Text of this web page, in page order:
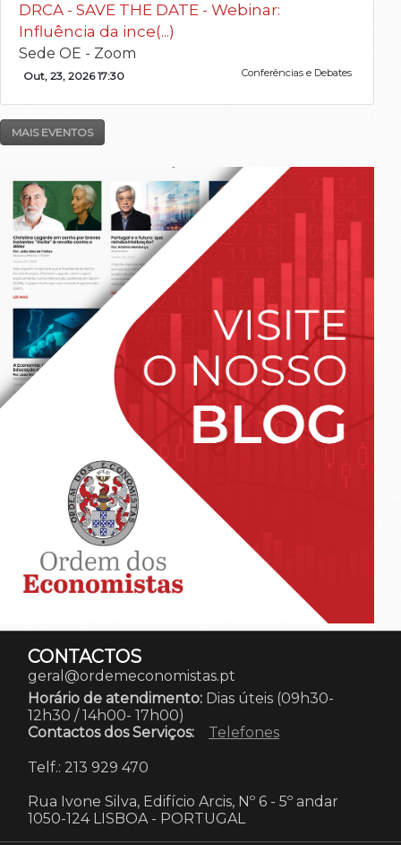
DRCA - SAVE THE DATE - Webinar:
Influência da ince(...)
Sede OE - Zoom
Out, 23, 2026 17:30 Conferências e Debates
MAIS EVENTOS
CONTACTOS
geral@ordemeconomistas.pt
Horário de atendimento: Dias úteis (09h30-
12h30 / 14h00- 17h00)
Contactos dos Serviços:
Telefones
Telf.: 213 929 470
Rua Ivone Silva, Edifício Arcis, Nº 6 - 5º andar
1050-124 LISBOA - PORTUGAL